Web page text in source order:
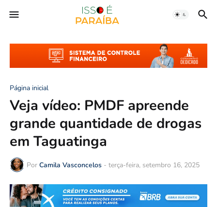
Página inicial
Veja vídeo: PMDF apreende
grande quantidade de drogas
em Taguatinga
Por Camila Vasconcelos - terça-feira, setembro 16, 2025